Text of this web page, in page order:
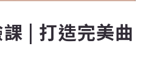
| 打造完美曲